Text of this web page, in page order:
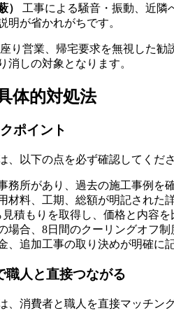
）
工事による騒音・振動、近隣
明が省かれがちです。
り営業、帰宅要求を無視した
消しの対象となります。
体的対処法
ポイント
以下の点を必ず確認してくださ
務所があり、過去の施工事例を
材料、工期、総額が明記された
見積もりを取得し、価格と内容を
場合、8日間のクーリングオフ
、追加工事の取り決めが明確に
職人と直接つながる
、消費者と職人を直接マッチン